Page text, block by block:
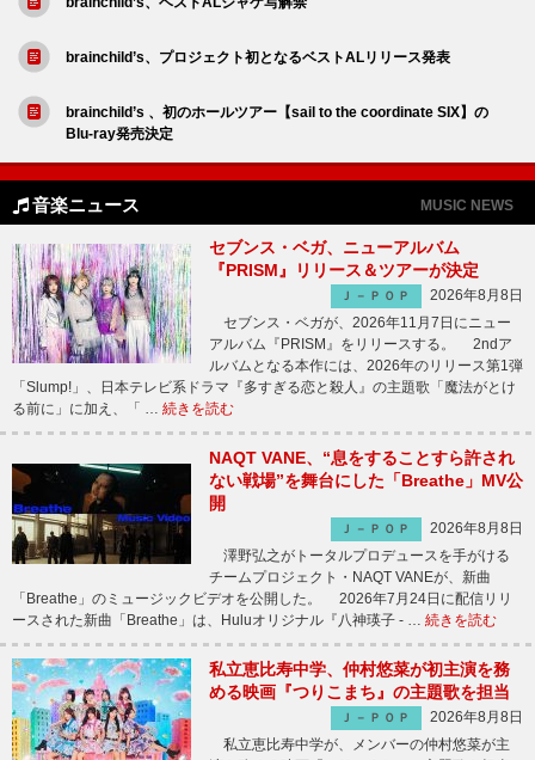
brainchild’s、プロジェクト初となるベストALリリース発表
brainchild’s 、初のホールツアー【sail to the coordinate SIX】の
Blu-ray発売決定
音楽ニュース MUSIC NEWS
セブンス・ベガ、ニューアルバム
『PRISM』リリース＆ツアーが決定
Ｊ－ＰＯＰ
2026年8月8日
セブンス・ベガが、2026年11月7日にニュー
アルバム『PRISM』をリリースする。 2ndア
ルバムとなる本作には、2026年のリリース第1弾
「Slump!」、日本テレビ系ドラマ『多すぎる恋と殺人』の主題歌「魔法がとけ
る前に」に加え、「 … 続きを読む
NAQT VANE、“息をすることすら許され
ない戦場”を舞台にした「Breathe」MV公
開
Ｊ－ＰＯＰ
2026年8月8日
澤野弘之がトータルプロデュースを手がける
チームプロジェクト・NAQT VANEが、新曲
「Breathe」のミュージックビデオを公開した。 2026年7月24日に配信リリ
ースされた新曲「Breathe」は、Huluオリジナル『八神瑛子 - … 続きを読む
私立恵比寿中学、仲村悠菜が初主演を務
める映画『つりこまち』の主題歌を担当
Ｊ－ＰＯＰ
2026年8月8日
私立恵比寿中学が、メンバーの仲村悠菜が主